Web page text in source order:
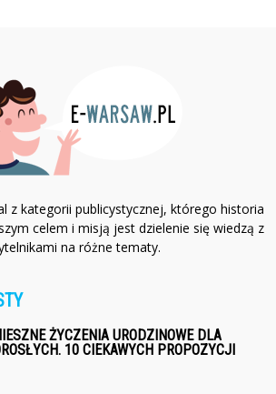
z kategorii publicystycznej, którego historia
celem i misją jest dzielenie się wiedzą z
na różne tematy.
ŻYCZENIA URODZINOWE DLA
10 CIEKAWYCH PROPOZYCJI